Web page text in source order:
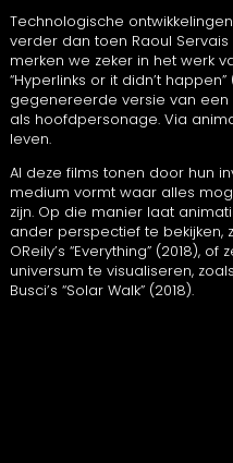
Technologische
verder dan toen Raoul
merken we zeker in het werk
“Hyperlinks or it didn’t
gegenereerde versie van
als hoofdpersonage. Via
leven.
Al deze films tonen door hun
medium vormt waar alles
zijn. Op die manier laat
ander perspectief te bekijken,
OReily’s “Everything” (2018),
universum te visualiseren,
Busci’s “Solar Walk” (2018).